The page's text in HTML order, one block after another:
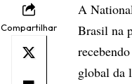
Compartilhar
A
Brasil na
global da